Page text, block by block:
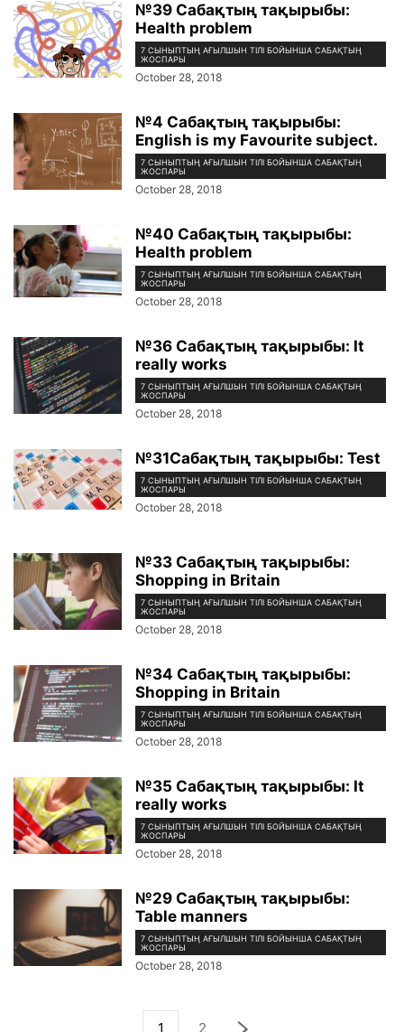
№39 Сабақтың тақырыбы:
Health problem
7 СЫНЫПТЫҢ АҒЫЛШЫН ТІЛІ БОЙЫНША САБАҚТЫҢ
ЖОСПАРЫ
October 28, 2018
№4 Сабақтың тақырыбы:
English is my Favourite subject.
7 СЫНЫПТЫҢ АҒЫЛШЫН ТІЛІ БОЙЫНША САБАҚТЫҢ
ЖОСПАРЫ
October 28, 2018
№40 Сабақтың тақырыбы:
Health problem
7 СЫНЫПТЫҢ АҒЫЛШЫН ТІЛІ БОЙЫНША САБАҚТЫҢ
ЖОСПАРЫ
October 28, 2018
№36 Сабақтың тақырыбы: It
really works
7 СЫНЫПТЫҢ АҒЫЛШЫН ТІЛІ БОЙЫНША САБАҚТЫҢ
ЖОСПАРЫ
October 28, 2018
№31Сабақтың тақырыбы: Test
7 СЫНЫПТЫҢ АҒЫЛШЫН ТІЛІ БОЙЫНША САБАҚТЫҢ
ЖОСПАРЫ
October 28, 2018
№33 Сабақтың тақырыбы:
Shopping in Britain
7 СЫНЫПТЫҢ АҒЫЛШЫН ТІЛІ БОЙЫНША САБАҚТЫҢ
ЖОСПАРЫ
October 28, 2018
№34 Сабақтың тақырыбы:
Shopping in Britain
7 СЫНЫПТЫҢ АҒЫЛШЫН ТІЛІ БОЙЫНША САБАҚТЫҢ
ЖОСПАРЫ
October 28, 2018
№35 Сабақтың тақырыбы: It
really works
7 СЫНЫПТЫҢ АҒЫЛШЫН ТІЛІ БОЙЫНША САБАҚТЫҢ
ЖОСПАРЫ
October 28, 2018
№29 Сабақтың тақырыбы:
Table manners
7 СЫНЫПТЫҢ АҒЫЛШЫН ТІЛІ БОЙЫНША САБАҚТЫҢ
ЖОСПАРЫ
October 28, 2018
1 2